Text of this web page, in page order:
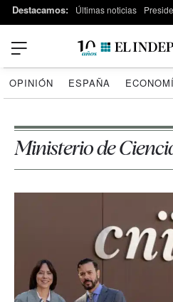
Destacamos: Últimas noticias
OPINIÓN ESPAÑA
Ministerio de